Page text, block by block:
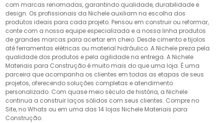
com marcas renomadas, garantindo qualidade, durabilidade e
design. Os profissionais da Nichele auxiliam na escolha dos
produtos ideais para cada projeto. Pensou em construir ou reformar,
conte com a nossa equipe especializada e a nossa linha produtos
de grandes marcas para acertar em cheio. Desde cimento e tijolos
até ferramentas elétricas ou material hidráulico. A Nichele preza pela
qualidade dos produtos e pela agilidade na entrega. A Nichele
Materiais para Construção é muito mais do que uma loja. É uma
parceira que acompanha os clientes em todas as etapas de seus
projetos, oferecendo soluções completas e atendimento
personalizado. Com quase meio século de história, a Nichele
continua a construir laços sólidos com seus clientes. Compre no
Site, no Whats ou em uma das 14 lojas Nichele Materiais para
Construção.